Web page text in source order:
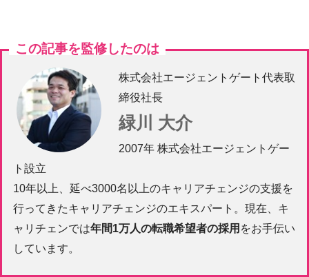
この記事を監修したのは
株式会社エージェントゲート代表取
締役社長
緑川 大介
2007年 株式会社エージェントゲー
ト設立
10年以上、延べ3000名以上のキャリアチェンジの支援を
行ってきたキャリアチェンジのエキスパート。現在、キ
ャリチェンでは年間1万人の転職希望者の採用 をお手伝い
しています。